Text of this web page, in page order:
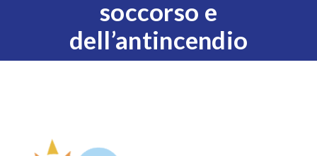
soccorso e
dell’antincendio